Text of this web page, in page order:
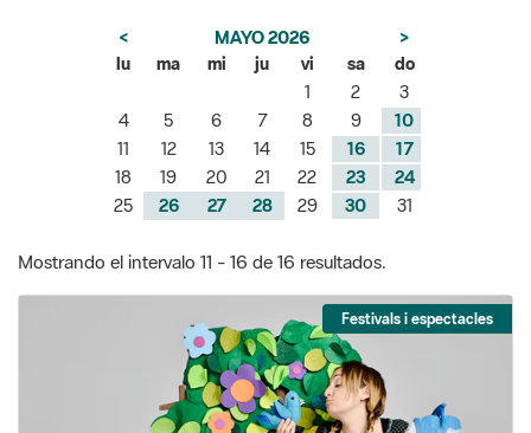
< MAYO 2026
>
lu
ma mi ju vi sa
do
1
2
3
4
5 6 7 8 9
10
11
12 13 14 15 16
17
18
19 20 21 22 23
24
25
26 27 28 29 30 31
Mostrando el intervalo 11 - 16 de 16 resultados.
Festivals i espectacles